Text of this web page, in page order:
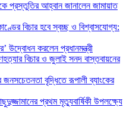
প্রস্তুতির আহ্বান জানালেন জামায়াত
বিচার হবে স্বচ্ছ ও বিশ্বাসযোগ্য:
উদ্বোধন করলেন প্রধানমন্ত্রী
বিচার ও জুলাই সনদ বাস্তবায়নের
জনসচেতনতা বৃদ্ধিতে রূপালী ব্যাংকের
প্রথম মৃত্যুবার্ষিকী উপলক্ষ্যে